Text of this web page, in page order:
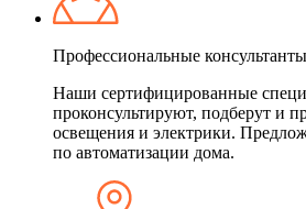
Профессиональные консультанты
Наши сертифицированные
проконсультируют, подберут и
освещения и электрики.
по автоматизации дома.